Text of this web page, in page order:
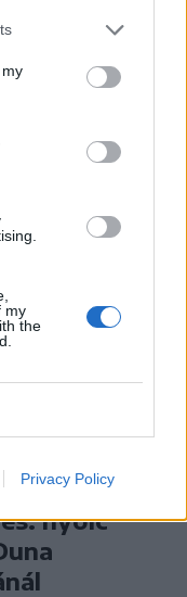
my
the
Privacy Policy
után
a kánikula
nyolc